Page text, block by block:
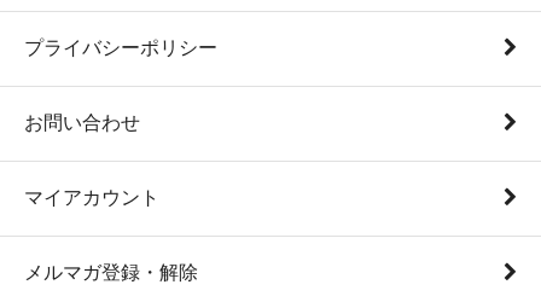
プライバシーポリシー
お問い合わせ
マイアカウント
メルマガ登録・解除